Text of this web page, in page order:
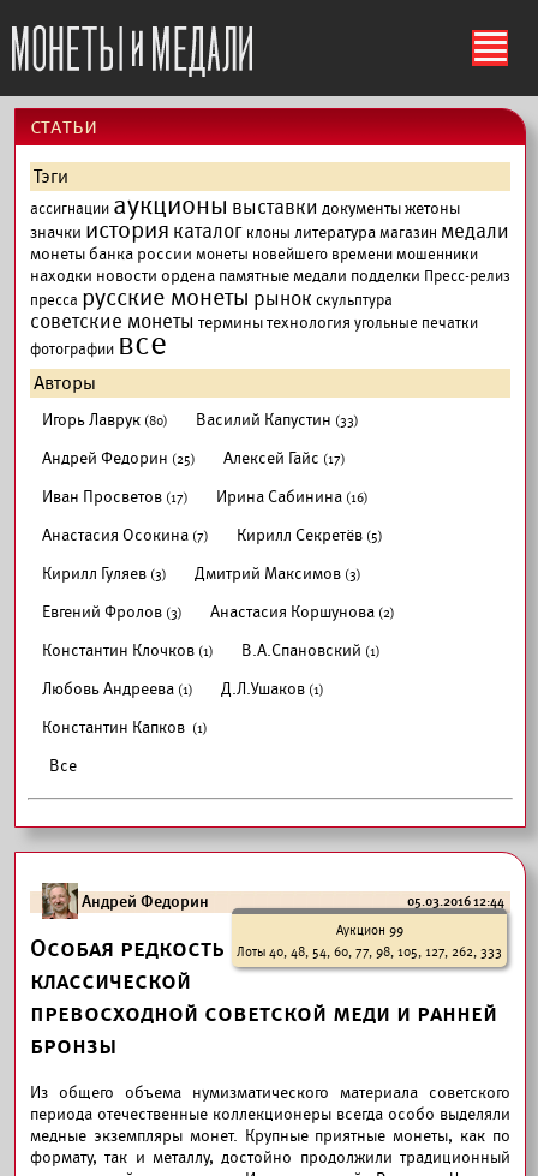
ś
cтатьи
Тэги
ассигнации аукционы выставки документыжетоны
значки история каталог клоны литературамагазин медали
монеты банка россии монеты новейшего временимошенники
находки новости ордена памятные медали подделки Пресс-релиз
пресса русские монеты рынок скульптура
советские монеты терминытехнология угольные печатки
фотографии все
Авторы
Игорь Лаврук (80) Василий Капустин (33)
Андрей Федорин (25) Алексей Гайс (17)
Иван Просветов (17) Ирина Сабинина (16)
Анастасия Осокина (7) Кирилл Секретёв (5)
Кирилл Гуляев (3) Дмитрий Максимов (3)
Евгений Фролов (3) Анастасия Коршунова (2)
Константин Клочков (1) В.А.Спановский (1)
Любовь Андреева (1) Д.Л.Ушаков (1)
Константин Капков (1)
Все
Андрей Федорин
05.03.2016 12:44
Аукцион 99
Лоты 40, 48, 54, 60, 77, 98, 105, 127, 262, 333
Особая редкость
классической
превосходной советской меди и ранней
бронзы
Из общего объема нумизматического материала советского
периода отечественные коллекционеры всегда особо выделяли
медные экземпляры монет. Крупные приятные монеты, как по
формату, так и металлу, достойно продолжили традиционный